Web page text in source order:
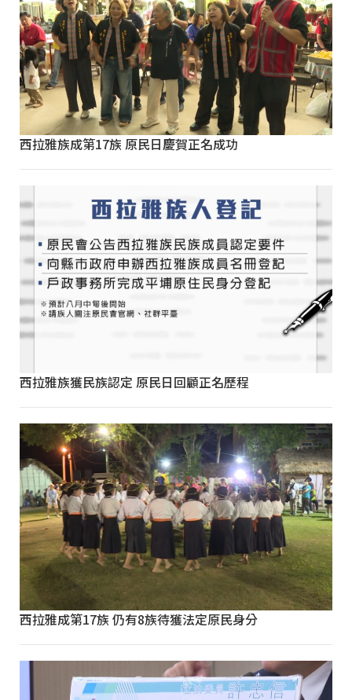
西拉雅族成第17族 原民日慶賀正名成功
西拉雅族獲民族認定 原民日回顧正名歷程
西拉雅成第17族 仍有8族待獲法定原民身分